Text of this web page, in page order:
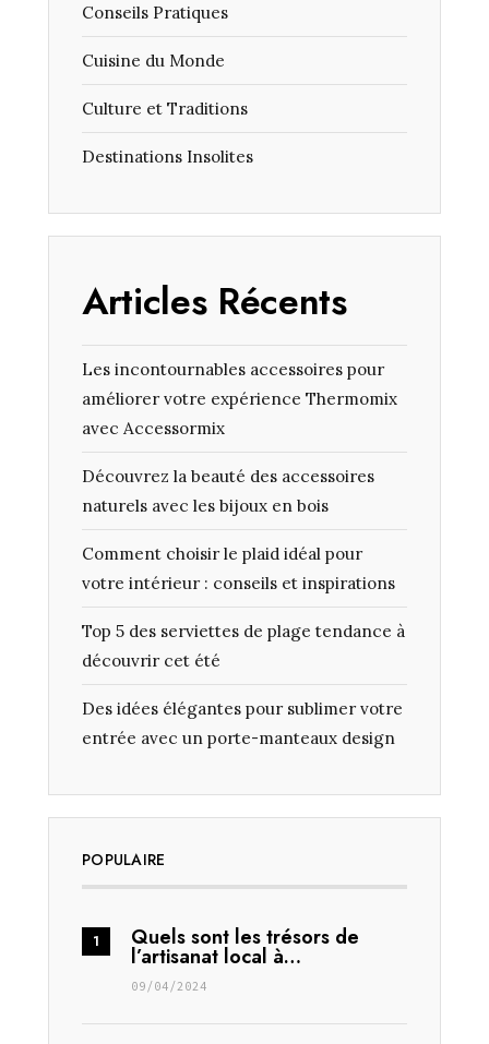
Conseils Pratiques
Cuisine du Monde
Culture et Traditions
Destinations Insolites
Articles Récents
Les incontournables accessoires pour
améliorer votre expérience Thermomix
avec Accessormix
Découvrez la beauté des accessoires
naturels avec les bijoux en bois
Comment choisir le plaid idéal pour
votre intérieur : conseils et inspirations
Top 5 des serviettes de plage tendance à
découvrir cet été
Des idées élégantes pour sublimer votre
entrée avec un porte-manteaux design
POPULAIRE
Quels sont les trésors de
l’artisanat local à…
09/04/2024